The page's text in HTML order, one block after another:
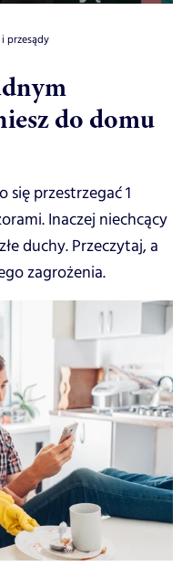
i przesądy
do domu
się przestrzegać 1
Inaczej niechcący
duchy. Przeczytaj, a
zagrożenia.